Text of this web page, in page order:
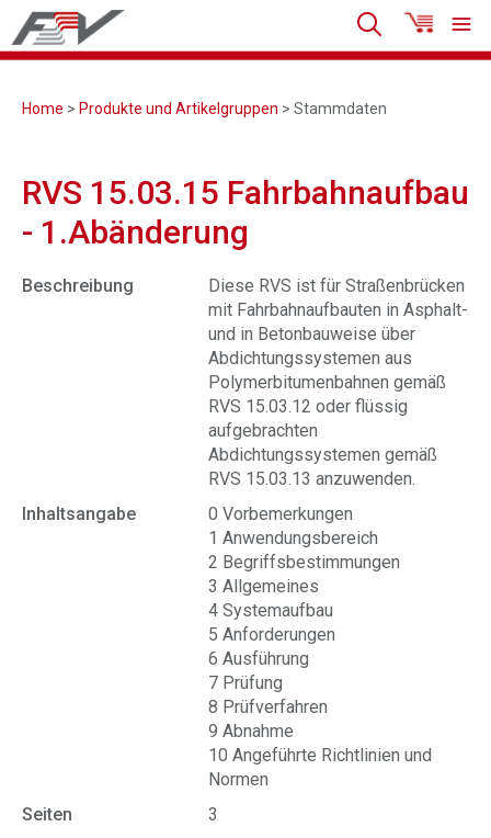
Home > Produkte und Artikelgruppen > Stammdaten
RVS 15.03.15 Fahrbahnaufbau
- 1.Abänderung
Beschreibung
Diese RVS ist für Straßenbrücken
mit Fahrbahnaufbauten in Asphalt-
und in Betonbauweise über
Abdichtungssystemen aus
Polymerbitumenbahnen gemäß
RVS 15.03.12 oder flüssig
aufgebrachten
Abdichtungssystemen gemäß
RVS 15.03.13 anzuwenden.
Inhaltsangabe
0 Vorbemerkungen
1 Anwendungsbereich
2 Begriffsbestimmungen
3 Allgemeines
4 Systemaufbau
5 Anforderungen
6 Ausführung
7 Prüfung
8 Prüfverfahren
9 Abnahme
10 Angeführte Richtlinien und
Normen
Seiten
3